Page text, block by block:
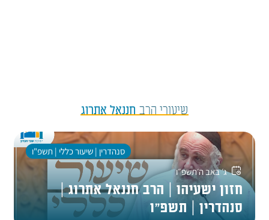
שיעורי הרב חננאל אתרוג
סנהדרין | שיעור כללי | תשפ"ו
ג׳ באב ה׳תשפ״ו
חזון ישעיהו | הרב חננאל אתרוג |
סנהדרין | תשפ״ו